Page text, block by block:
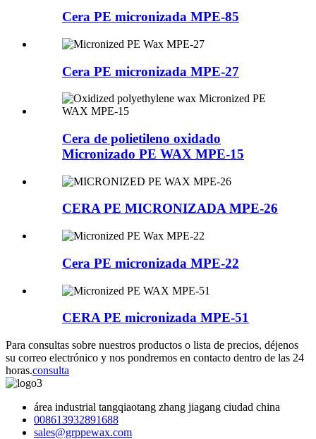
Cera PE micronizada MPE-85
Cera PE micronizada MPE-27
Cera de polietileno oxidado
Micronizado PE WAX MPE-15
CERA PE MICRONIZADA MPE-26
Cera PE micronizada MPE-22
CERA PE micronizada MPE-51
Para consultas sobre nuestros productos o lista de precios, déjenos
su correo electrónico y nos pondremos en contacto dentro de las 24
horas.consulta
área industrial tangqiaotang zhang jiagang ciudad china
008613932891688
sales@grppewax.com